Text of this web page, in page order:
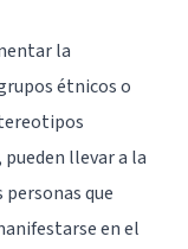
la
étnicos o
llevar a la
que
en el